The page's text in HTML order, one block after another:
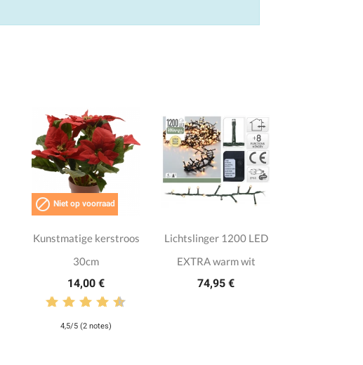
 Niet op voorraad
Kunstmatige kerstroos
30cm
14,00 €
4,5/5 (2 notes)
Lichtslinger 1200 LED
EXTRA warm wit
74,95 €